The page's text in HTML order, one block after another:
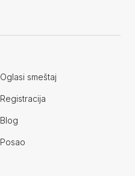
Oglasi smeštaj
Registracija
Blog
Posao